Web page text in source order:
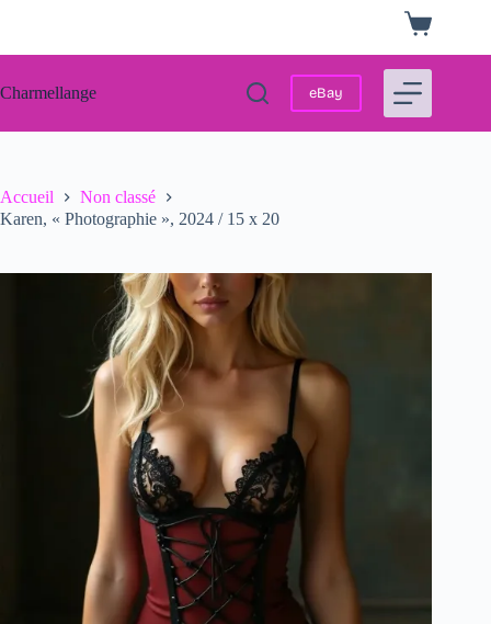
Panier
d’achat
Charmellange eBay
Accueil
Non classé
Karen, « Photographie », 2024 / 15 x 20